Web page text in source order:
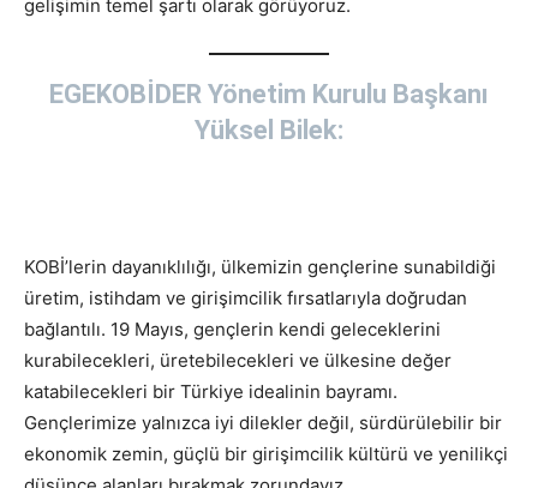
gelişimin temel şartı olarak görüyoruz.
EGEKOBİDER Yönetim Kurulu Başkanı
Yüksel Bilek:
KOBİ’lerin dayanıklılığı, ülkemizin gençlerine sunabildiği
üretim, istihdam ve girişimcilik fırsatlarıyla doğrudan
bağlantılı. 19 Mayıs, gençlerin kendi geleceklerini
kurabilecekleri, üretebilecekleri ve ülkesine değer
katabilecekleri bir Türkiye idealinin bayramı.
Gençlerimize yalnızca iyi dilekler değil, sürdürülebilir bir
ekonomik zemin, güçlü bir girişimcilik kültürü ve yenilikçi